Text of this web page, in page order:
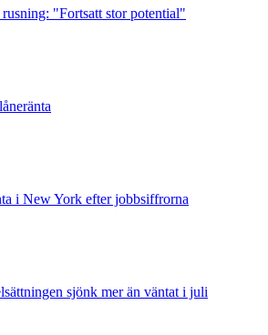
"Fortsatt stor potential"
i New York efter jobbsiffrorna
sjönk mer än väntat i juli